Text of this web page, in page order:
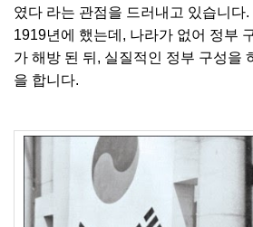
였다 라는 관점을 드러내고 있습니다
1919년에 했는데, 나라가 없어 정부
가 해방 된 뒤, 실질적인 정부 구성을
을 합니다.